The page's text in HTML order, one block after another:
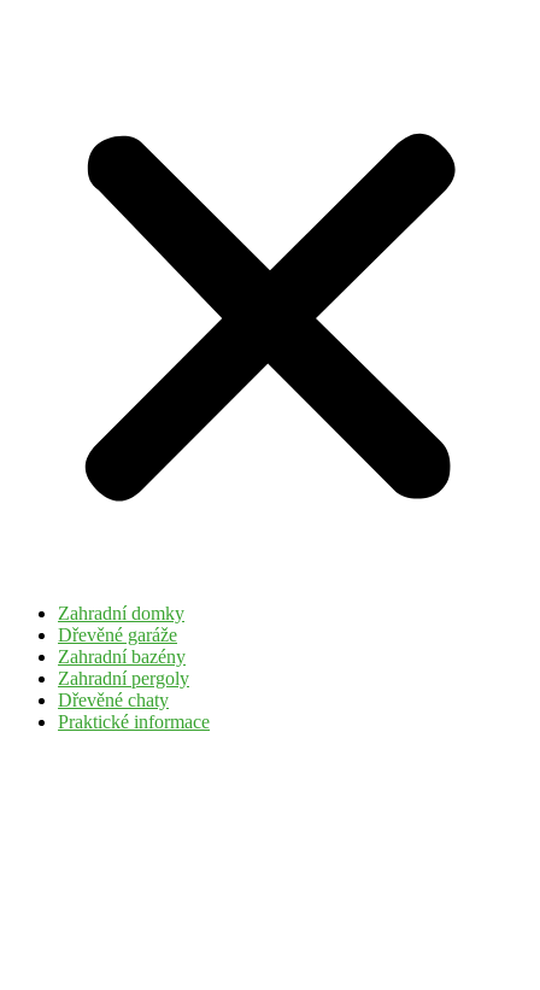
Zahradní domky
Dřevěné garáže
Zahradní bazény
Zahradní pergoly
Dřevěné chaty
Praktické informace